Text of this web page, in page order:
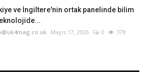
ve İngiltere'nin ortak panelinde bilim
Mayıs 17, 2026 0 378